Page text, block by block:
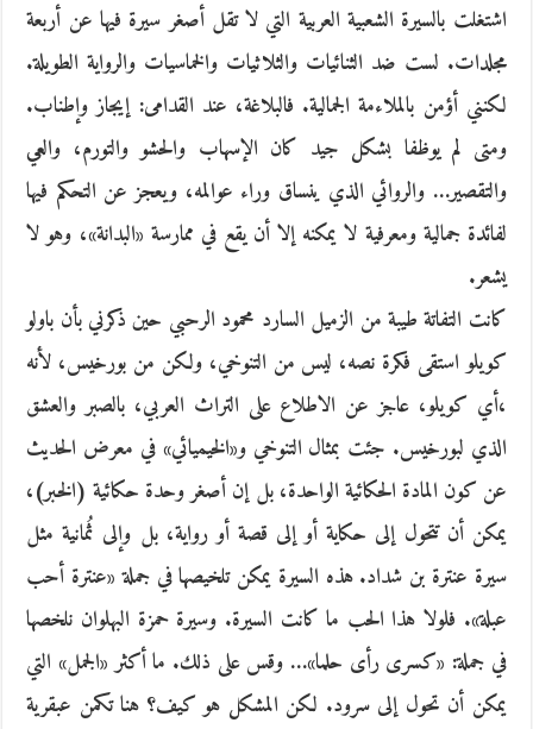
اشتغلت بالسيرة الشعبية العربية التي لا تقل أصغر سيرة فيها عن أربعة
مجلدات. لست ضد الثنائيات والثلاثيات والخماسيات والرواية الطويلة.
لكنني أؤمن بالملاءمة الجمالية. فالبلاغة، عند القدامى: إيجاز وإطناب.
ومتى لم يوظفا بشكل جيد كان الإسهاب والحشو والتورم، والعي
والتقصير… والروائي الذي ينساق وراء عوالمه، ويعجز عن التحكم فيها
لفائدة جمالية ومعرفية لا يمكنه إلا أن يقع في ممارسة «البدانة»، وهو لا
يشعر.
كانت التفاتة طيبة من الزميل السارد محمود الرحبي حين ذكرني بأن باولو
كويلو استقى فكرة نصه، ليس من التنوخي، ولكن من بورخيس، لأنه
،أي كويلو، عاجز عن الاطلاع على التراث العربي، بالصبر والعشق
الذي لبورخيس. جئت بمثال التنوخي و«الخيميائي» في معرض الحديث
عن كون المادة الحكائية الواحدة، بل إن أصغر وحدة حكائية (الخبر)،
يمكن أن تتحول إلى حكاية أو إلى قصة أو رواية، بل وإلى ثُمانية مثل
سيرة عنترة بن شداد. هذه السيرة يمكن تلخيصها في جملة «عنترة أحب
عبلة». فلولا هذا الحب ما كانت السيرة. وسيرة حمزة البهلوان نلخصها
في جملة: «كسرى رأى حلما»… وقس على ذلك. ما أكثر «الجمل» التي
يمكن أن تحول إلى سرود. لكن المشكل هو كيف؟ هنا تكمن عبقرية